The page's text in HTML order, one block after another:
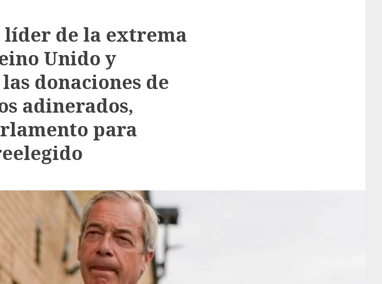
líder de la extrema
Unido y
donaciones de
adinerados,
para